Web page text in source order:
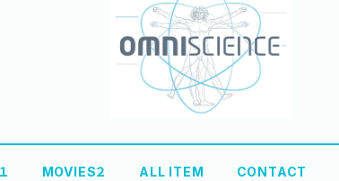
MOVIES２ ALL ITEM CONTACT